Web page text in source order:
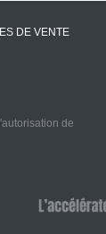
DE VENTE
de